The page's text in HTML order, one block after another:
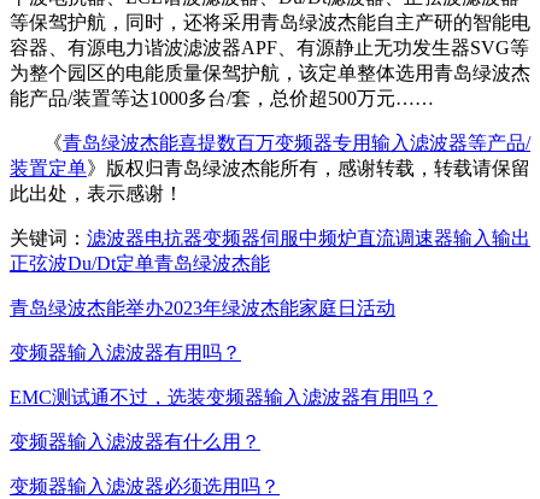
等保驾护航，同时，还将采用青岛绿波杰能自主产研的智能电
容器、有源电力谐波滤波器APF、有源静止无功发生器SVG等
为整个园区的电能质量保驾护航，该定单整体选用青岛绿波杰
能产品/装置等达1000多台/套，总价超500万元……
《青岛绿波杰能喜提数百万变频器专用输入滤波器等产品/
装置定单》版权归青岛绿波杰能所有，感谢转载，转载请保留
此出处，表示感谢！
关键词： 滤波器电抗器变频器伺服中频炉直流调速器输入输出
正弦波Du/Dt定单青岛绿波杰能
青岛绿波杰能举办2023年绿波杰能家庭日活动
变频器输入滤波器有用吗？
EMC测试通不过，选装变频器输入滤波器有用吗？
变频器输入滤波器有什么用？
变频器输入滤波器必须选用吗？